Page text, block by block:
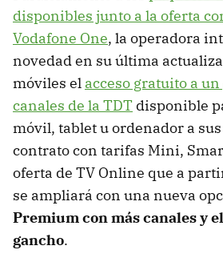
disponibles junto a la oferta
Vodafone One, la operadora
novedad en su última
móviles el acceso gratuito a
canales de la TDT disponible
móvil, tablet u ordenador a
contrato con tarifas Mini,
oferta de TV Online que a
se ampliará con una nueva
Premium con más canales y
gancho.